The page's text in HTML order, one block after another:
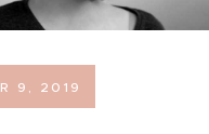
STEILEN
UND
9, 2019